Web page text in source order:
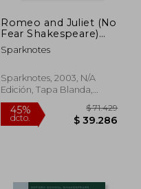
Romeo and Juliet (No
Fear Shakespeare)
Side-By-Side Plain
English (en Inglés)
Sparknotes
Sparknotes, 2003, N/A
Edición, Tapa Blanda,
Nuevo